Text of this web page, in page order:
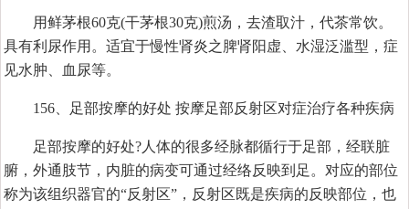
用鲜茅根60克(干茅根30克)煎汤，去渣取汁，代茶常饮。
具有利尿作用。适宜于慢性肾炎之脾肾阳虚、水湿泛滥型，症
见水肿、血尿等。
156、足部按摩的好处 按摩足部反射区对症治疗各种疾病
足部按摩的好处?人体的很多经脉都循行于足部，经联脏
腑，外通肢节，内脏的病变可通过经络反映到足。对应的部位
称为该组织器官的“反射区”，反射区既是疾病的反映部位，也